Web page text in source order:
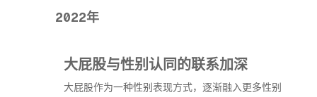
2022年
大屁股与性别认同的联系加深
大屁股作为一种性别表现方式，逐渐融入更多性别